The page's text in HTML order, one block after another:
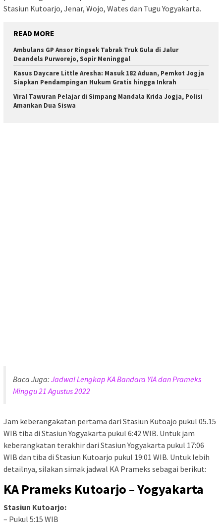
Stasiun Kutoarjo, Jenar, Wojo, Wates dan Tugu Yogyakarta.
READ MORE
Ambulans GP Ansor Ringsek Tabrak Truk Gula di Jalur
Deandels Purworejo, Sopir Meninggal
Kasus Daycare Little Aresha: Masuk 182 Aduan, Pemkot Jogja
Siapkan Pendampingan Hukum Gratis hingga Inkrah
Viral Tawuran Pelajar di Simpang Mandala Krida Jogja, Polisi
Amankan Dua Siswa
Baca Juga: Jadwal Lengkap KA Bandara YIA dan Prameks
Minggu 21 Agustus 2022
Jam keberangakatan pertama dari Stasiun Kutoajo pukul 05.15
WIB tiba di Stasiun Yogyakarta pukul 6:42 WIB. Untuk jam
keberangkatan terakhir dari Stasiun Yogyakarta pukul 17:06
WIB dan tiba di Stasiun Kutoarjo pukul 19:01 WIB. Untuk lebih
detailnya, silakan simak jadwal KA Prameks sebagai berikut:
KA Prameks Kutoarjo – Yogyakarta
Stasiun Kutoarjo:
– Pukul 5:15 WIB